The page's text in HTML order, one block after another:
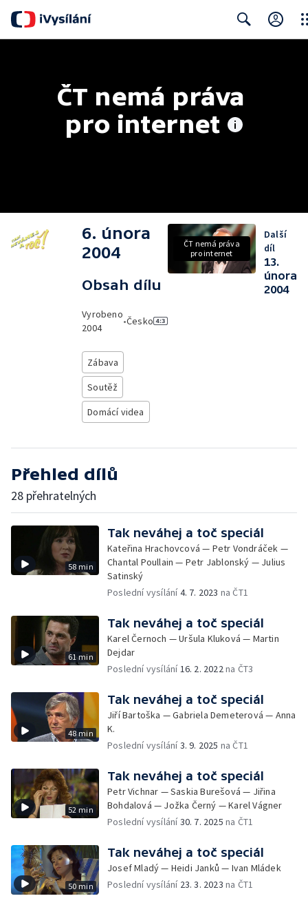
ČT nemá práva
pro internet
6. února
2004
Obsah dílu
Vyrobeno
2004
•Česko
Zábava
Soutěž
Domácí videa
ČT nemá práva
pro internet
Další
díl
13.
února
2004
Přehled dílů
28 přehratelných
58 min
Tak neváhej a toč speciál
Kateřina Hrachovcová — Petr Vondráček —
Chantal Poullain — Petr Jablonský — Julius
Satinský
Poslední vysílání4. 7. 2023 na ČT1
61 min
Tak neváhej a toč speciál
Karel Černoch — Uršula Kluková — Martin
Dejdar
Poslední vysílání16. 2. 2022na ČT3
48 min
Tak neváhej a toč speciál
Jiří Bartoška — Gabriela Demeterová — Anna
K.
Poslední vysílání3. 9. 2025 na ČT1
52 min
Tak neváhej a toč speciál
Petr Vichnar — Saskia Burešová — Jiřina
Bohdalová — Jožka Černý — Karel Vágner
Poslední vysílání30. 7. 2025 na ČT1
50 min
Tak neváhej a toč speciál
Josef Mladý — Heidi Janků — Ivan Mládek
Poslední vysílání 23. 3. 2023 na ČT1